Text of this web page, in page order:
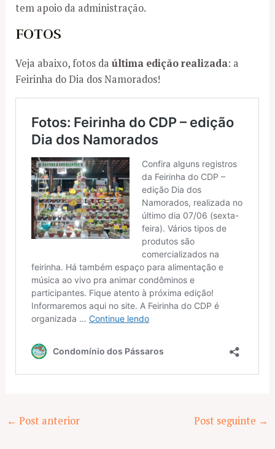
tem apoio da administração.
FOTOS
Veja abaixo, fotos daúltima edição realizada: a
Feirinha do Dia dos Namorados!
Post
← Post anterior Post seguinte →